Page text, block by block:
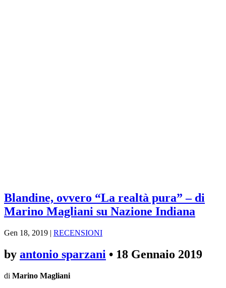
Blandine, ovvero “La realtà pura” – di
Marino Magliani su Nazione Indiana
Gen 18, 2019 | RECENSIONI
by antonio sparzani • 18 Gennaio 2019
di Marino Magliani